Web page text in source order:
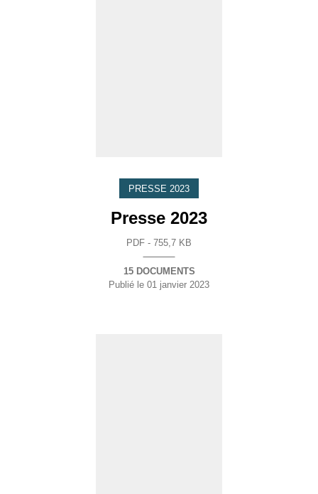
PRESSE 2023
Presse 2023
PDF - 755,7 KB
15 DOCUMENTS
Publié le 01 janvier 2023